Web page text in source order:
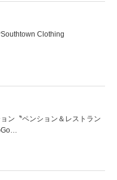
Clothing
ン〝ペンション＆レストラン